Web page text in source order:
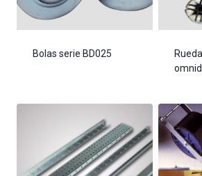
Bolas serie BD025